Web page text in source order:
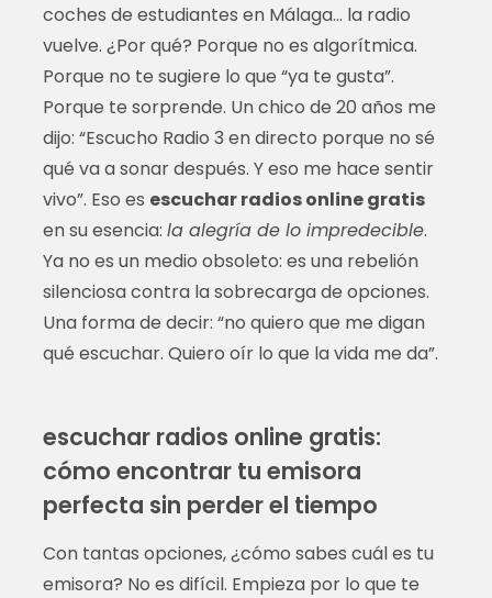
coches de estudiantes en Málaga… la radio
vuelve. ¿Por qué? Porque no es algorítmica.
Porque no te sugiere lo que “ya te gusta”.
Porque te sorprende. Un chico de 20 años me
dijo: “Escucho Radio 3 en directo porque no sé
qué va a sonar después. Y eso me hace sentir
vivo”. Eso es escuchar radios online gratis
en su esencia: la alegría de lo impredecible.
Ya no es un medio obsoleto: es una rebelión
silenciosa contra la sobrecarga de opciones.
Una forma de decir: “no quiero que me digan
qué escuchar. Quiero oír lo que la vida me da”.
escuchar radios online gratis:
cómo encontrar tu emisora
perfecta sin perder el tiempo
Con tantas opciones, ¿cómo sabes cuál es tu
emisora? No es difícil. Empieza por lo que te